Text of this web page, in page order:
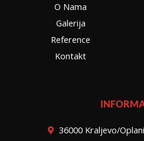
O Nama
Galerija
Reference
Kontakt
36000 Kraljevo/